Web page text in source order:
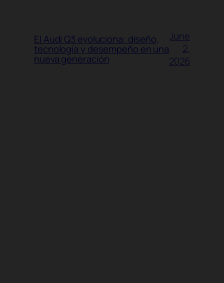
El Audi Q3 evoluciona: diseño,
tecnología y desempeño en una
nueva generación
June
2,
2026